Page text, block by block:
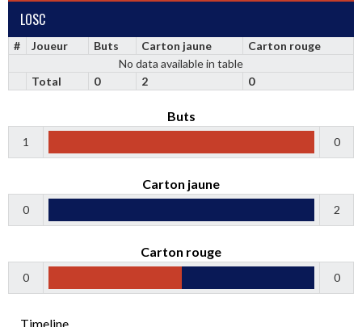
LOSC
# Joueur Buts Carton jaune
Carton rouge
No data available in table
Total
0 2 0
Buts
1 0
Carton jaune
0 2
Carton rouge
0 0
Timeline